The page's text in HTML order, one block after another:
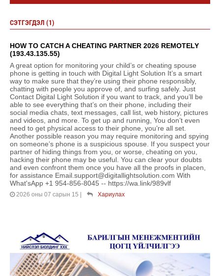
СЭТГЭГДЭЛ (1)
HOW TO CATCH A CHEATING PARTNER 2026 REMOTELY
(193.43.135.55)
A great option for monitoring your child’s or cheating spouse
phone is getting in touch with Digital Light Solution It’s a smart
way to make sure that they’re using their phone responsibly,
chatting with people you approve of, and surfing safely. Just
Contact Digital Light Solution if you want to track, and you’ll be
able to see everything that’s on their phone, including their
social media chats, text messages, call list, web history, pictures
and videos, and more. To get up and running, You don’t even
need to get physical access to their phone, you’re all set.
Another possible reason you may require monitoring and spying
on someone’s phone is a suspicious spouse. If you suspect your
partner of hiding things from you, or worse, cheating on you,
hacking their phone may be useful. You can clear your doubts
and even confront them once you have all the proofs in placen,
for assistance Email.support@digitallightsolution.com With
What'sApp +1 954-856-8045 -- https://wa.link/989vlf
2026 оны 07 сарын 15 Хариулах